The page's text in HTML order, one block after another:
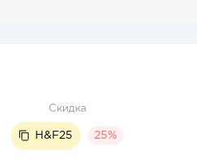
Скидка
H&F25 25%